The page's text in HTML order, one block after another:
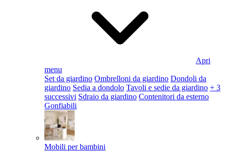
Apri
menu
Set da giardino Ombrelloni da giardino Dondoli da
giardino Sedia a dondolo Tavoli e sedie da giardino + 3
successivi Sdraio da giardino Contenitori da esterno
Gonfiabili
Mobili per bambini